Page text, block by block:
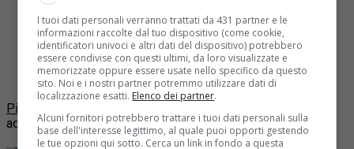
Nata nell’Alta Valsusa, con le prime edizioni su salite
importanti come Sestriere e Colle delle Finestre, nelle
ultime stagioni la manifestazione voluta da Luigi
Chiabrera ha...
Più post
adv
I tuoi dati personali verranno trattati da 431 partner e le
informazioni raccolte dal tuo dispositivo (come cookie,
identificatori univoci e altri dati del dispositivo) potrebbero
essere condivise con questi ultimi, da loro visualizzate e
memorizzate oppure essere usate nello specifico da questo
sito. Noi e i nostri partner potremmo utilizzare dati di
localizzazione esatti. Elenco dei partner.
Alcuni fornitori potrebbero trattare i tuoi dati personali sulla
base dell'interesse legittimo, al quale puoi opporti gestendo
le tue opzioni qui sotto. Cerca un link in fondo a questa